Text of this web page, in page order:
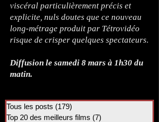
viscéral particulièrement précis et
explicite, nuls doutes que ce nouveau
long-métrage produit par Tétrovidéo
risque de crisper quelques spectateurs.
Diffusion le samedi 8 mars à 1h30 du
matin.
Tous les posts (179)
Top 20 des meilleurs films (7)